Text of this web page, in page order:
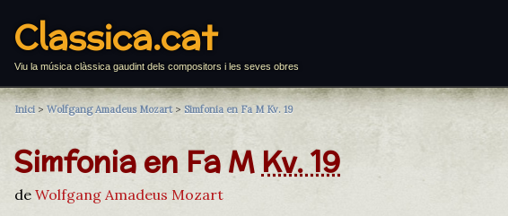
Classica.cat
Viu la música clàssica gaudint dels compositors i les seves obres
Inici > Wolfgang Amadeus Mozart> Simfonia en Fa M Kv. 19
Simfonia en Fa M Kv. 19
de Wolfgang Amadeus Mozart